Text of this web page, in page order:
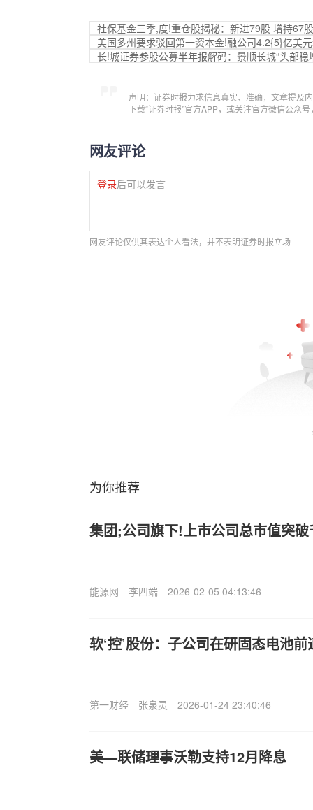
社保基金三季,度!重仓股揭秘：新进79股 增持67股
美国多州要求驳回第一资本金!融公司4.2{5}亿美
长!城证券参股公募半年报解码：景顺长城“头部稳
声明：证券时报力求信息真实、准确，文章提及
下载“证券时报”官方APP，或关注官方微信公众
网友评论
登录后可以发言
网友评论仅供其表达个人看法，并不表明证券时报立场
为你推荐
集团;公司旗下!上市公司总市值突
能源网 李四端 2026-02-05 04:13:46
软‘控’股份：子公司在研固态电池
第一财经 张泉灵 2026-01-24 23:40:46
美—联储理事沃勒支持12月降息